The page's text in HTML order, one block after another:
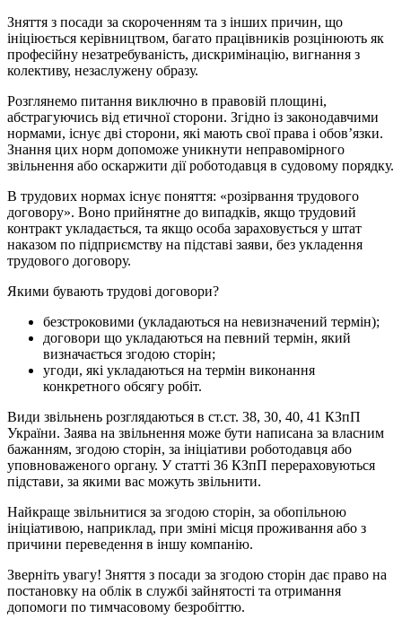
Зняття з посади за скороченням та з інших причин, що
ініціюється керівництвом, багато працівників розцінюють як
професійну незатребуваність, дискримінацію, вигнання з
колективу, незаслужену образу.
Розглянемо питання виключно в правовій площині,
абстрагуючись від етичної сторони. Згідно із законодавчими
нормами, існує дві сторони, які мають свої права і обов’язки.
Знання цих норм допоможе уникнути неправомірного
звільнення або оскаржити дії роботодавця в судовому порядку.
В трудових нормах існує поняття: «розірвання трудового
договору». Воно прийнятне до випадків, якщо трудовий
контракт укладається, та якщо особа зараховується у штат
наказом по підприємству на підставі заяви, без укладення
трудового договору.
Якими бувають трудові договори?
безстроковими (укладаються на невизначений термін);
договори що укладаються на певний термін, який
визначається згодою сторін;
угоди, які укладаються на термін виконання
конкретного обсягу робіт.
Види звільнень розглядаються в ст.ст. 38, 30, 40, 41 КЗпП
України. Заява на звільнення може бути написана за власним
бажанням, згодою сторін, за ініціативи роботодавця або
уповноваженого органу. У статті 36 КЗпП перераховуються
підстави, за якими вас можуть звільнити.
Найкраще звільнитися за згодою сторін, за обопільною
ініціативою, наприклад, при зміні місця проживання або з
причини переведення в іншу компанію.
Зверніть увагу! Зняття з посади за згодою сторін дає право на
постановку на облік в службі зайнятості та отримання
допомоги по тимчасовому безробіттю.